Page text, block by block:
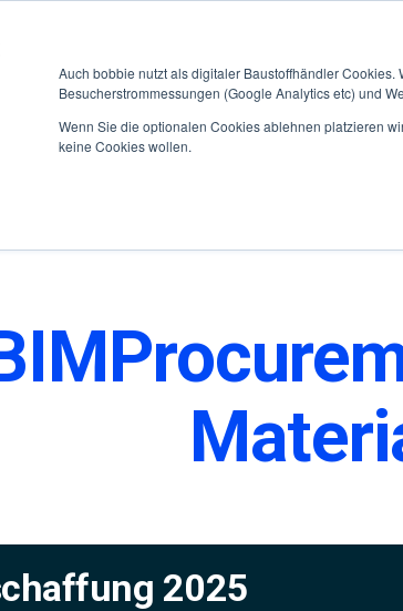
Auch bobbie nutzt als digitaler Baustoffhändler
Besucherstrommessungen (Google Analytics etc) und
Wenn Sie die optionalen Cookies ablehnen platzieren
keine Cookies wollen.
2025